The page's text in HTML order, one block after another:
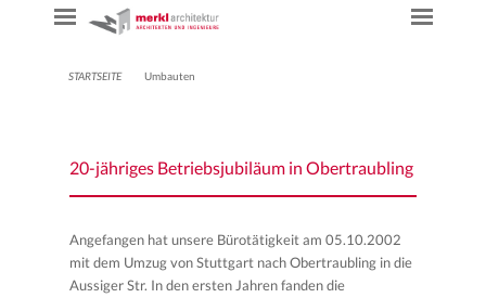
STARTSEITE Umbauten
20-jähriges Betriebsjubiläum in Obertraubling
Angefangen hat unsere Bürotätigkeit am 05.10.2002
mit dem Umzug von Stuttgart nach Obertraubling in die
Aussiger Str. In den ersten Jahren fanden die